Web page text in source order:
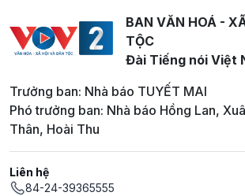
BAN VĂN HOÁ -
TỘC
Đài Tiếng nói Việt
Trưởng ban: Nhà báo TUYẾT MAI
Phó trưởng ban: Nhà báo Hồng Lan,
Thân, Hoài Thu
Liên hệ
84-24-39365555